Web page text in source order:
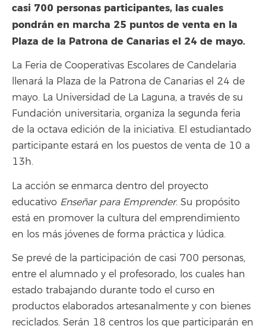
casi 700 personas participantes, las cuales
pondrán en marcha 25 puntos de venta en la
Plaza de la Patrona de Canarias el 24 de mayo.
La Feria de Cooperativas Escolares de Candelaria
llenará la Plaza de la Patrona de Canarias el 24 de
mayo. La Universidad de La Laguna, a través de su
Fundación universitaria, organiza la segunda feria
de la octava edición de la iniciativa. El estudiantado
participante estará en los puestos de venta de 10 a
13h.
La acción se enmarca dentro del proyecto
educativo Enseñar para Emprender. Su propósito
está en promover la cultura del emprendimiento
en los más jóvenes de forma práctica y lúdica.
Se prevé de la participación de casi 700 personas,
entre el alumnado y el profesorado, los cuales han
estado trabajando durante todo el curso en
productos elaborados artesanalmente y con bienes
reciclados. Serán 18 centros los que participarán en